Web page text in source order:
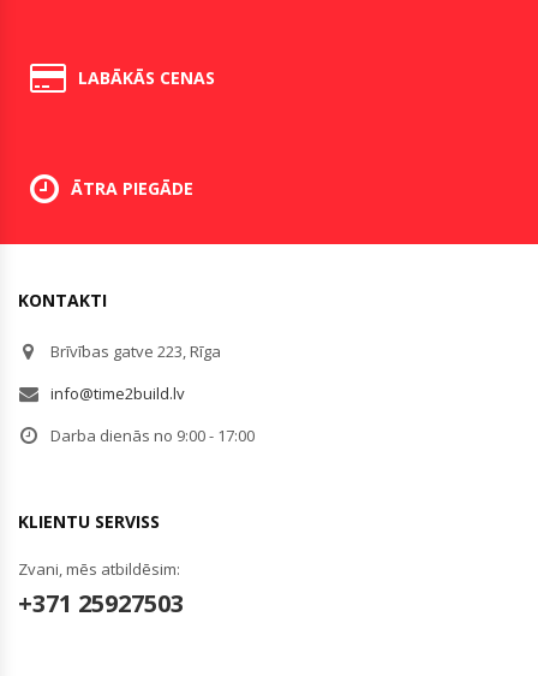
LABĀKĀS CENAS
ĀTRA PIEGĀDE
KONTAKTI
Brīvības gatve 223, Rīga
info@time2build.lv
Darba dienās no 9:00 - 17:00
KLIENTU SERVISS
Zvani, mēs atbildēsim:
+371 25927503